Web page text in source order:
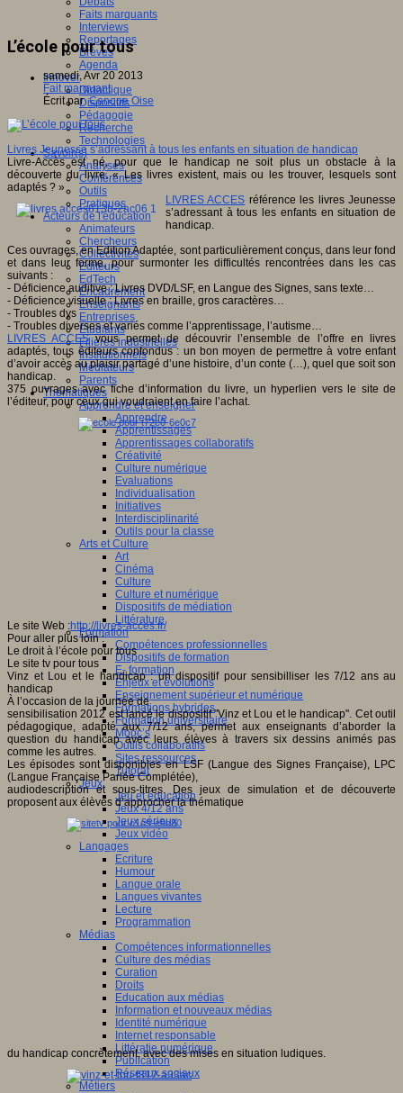
Faits marquants
Interviews
Reportages
Brèves
Agenda
Innover
Didactique
Dispositifs
Pédagogie
Recherche
Technologies
Savoir(s)
Analyses
Conférences
Outils
Pratiques
Acteurs de l'éducation
Animateurs
Chercheurs
Collectivités
Editeurs
EdTech
Encadrement
Enseignants
Entreprises
Etudiants
Filières industrielles
Institutionnels
Médiateurs
Parents
Thématiques
Apprendre et enseigner
Apprendre
Apprentissages
Apprentissages collaboratifs
Créativité
Culture numérique
Evaluations
Individualisation
Initiatives
Interdisciplinarité
Outils pour la classe
Arts et Culture
Art
Cinéma
Culture
Culture et numérique
Dispositifs de médiation
Littérature
Formation
Compétences professionnelles
Dispositifs de formation
E- formation
Enjeux et évolutions
Enseignement supérieur et numérique
Formations hybrides
Formation universitaire
Mooc’s
Outils collaboratifs
Sites ressources
Tutorat
Jeux
Jeu et éducation
Jeux 4/12 ans
Jeux sérieux
Jeux vidéo
Langages
Ecriture
Humour
Langue orale
Langues vivantes
Lecture
Programmation
Médias
Compétences informationnelles
Culture des médias
Curation
Droits
Education aux médias
Information et nouveaux médias
Identité numérique
Internet responsable
Littératie numérique
Publication
Réseaux sociaux
Métiers
L’école pour tous
samedi, Avr 20 2013
Fait marquant
Écrit parCanope Oise
Livres Jeunesse s’adressant à tous les enfants en situation de handicap
Livre-Accès est né, pour que le handicap ne soit plus un obstacle à la
découverte du livre. « Les livres existent, mais ou les trouver, lesquels sont
adaptés ? »
LIVRES ACCES référence les livres Jeunesse
s’adressant à tous les enfants en situation de
handicap.
Ces ouvrages, en Edition Adaptée, sont particulièrement conçus, dans leur fond
et dans leur forme, pour surmonter les difficultés rencontrées dans les cas
suivants :
- Déficience auditive : Livres DVD/LSF, en Langue des Signes, sans texte…
- Déficience visuelle : Livres en braille, gros caractères…
- Troubles dys
- Troubles diverses et variés comme l’apprentissage, l’autisme…
LIVRES ACCESvous permet de découvrir l’ensemble de l’offre en livres
adaptés, tous éditeurs confondus : un bon moyen de permettre à votre enfant
d’avoir accès au plaisir partagé d’une histoire, d’un conte (…), quel que soit son
handicap.
375 ouvrages avec fiche d’information du livre, un hyperlien vers le site de
l’éditeur, pour ceux qui voudraient en faire l’achat.
Le site Web :http://livres-acces.fr/
Pour aller plus loin :
Le droit à l’école pour tous
Le site tv pour tous
Vinz et Lou et le handicap : un dispositif pour sensibilliser les 7/12 ans au
handicap
À l’occasion de la journée de
sensibilisation 2012 est lancé le dispositif "Vinz et Lou et le handicap". Cet outil
pédagogique, adapté aux 7/12 ans, permet aux enseignants d’aborder la
question du handicap avec leurs élèves à travers six dessins animés pas
comme les autres.
Les épisodes sont disponibles en LSF (Langue des Signes Française), LPC
(Langue Française Parlée Complétée),
audiodescription et sous-titres. Des jeux de simulation et de découverte
proposent aux élèves d’approcher la thématique
du handicap concrètement, avec des mises en situation ludiques.